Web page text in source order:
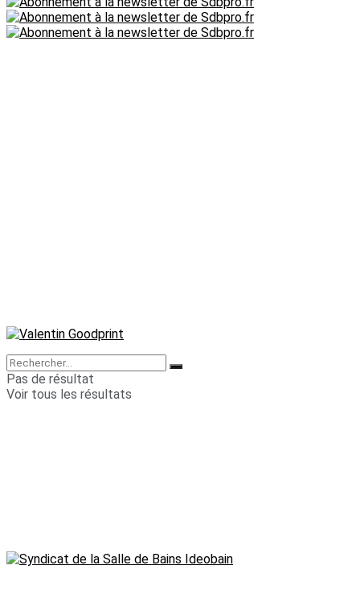
Pas de résultat
Voir tous les résultats